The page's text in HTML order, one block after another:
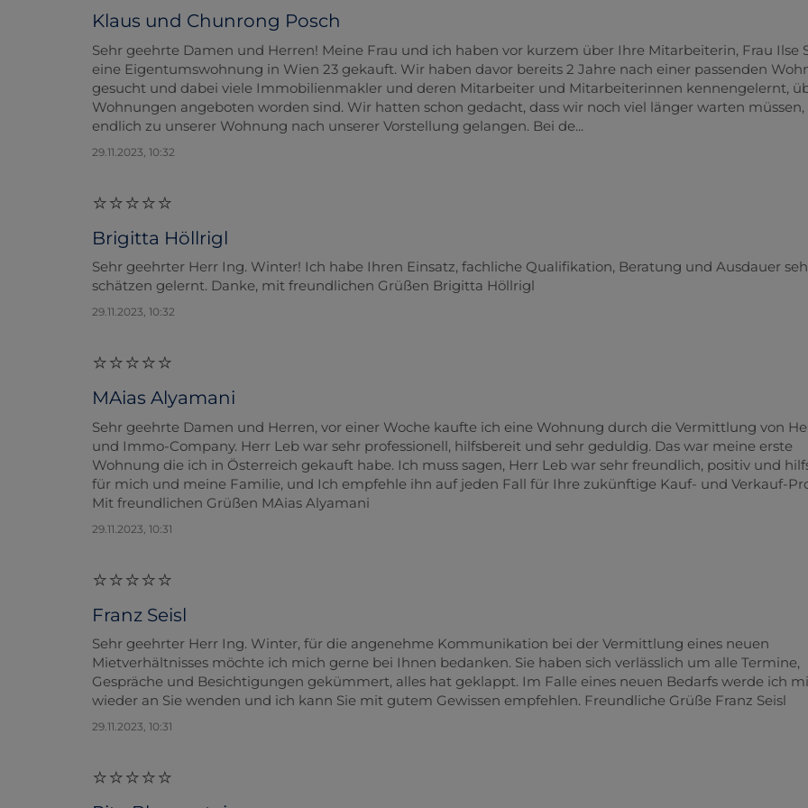
Klaus und Chunrong Posch
Sehr geehrte Damen und Herren! Meine Frau und ich haben vor kurzem über Ihre Mitarbeiterin, Frau Ilse
eine Eigentumswohnung in Wien 23 gekauft. Wir haben davor bereits 2 Jahre nach einer passenden
gesucht und dabei viele Immobilienmakler und deren Mitarbeiter und Mitarbeiterinnen kennengelernt,
Wohnungen angeboten worden sind. Wir hatten schon gedacht, dass wir noch viel länger warten müssen,
endlich zu unserer Wohnung nach unserer Vorstellung gelangen. Bei de...
29.11.2023, 10:32
Brigitta Höllrigl
Sehr geehrter Herr Ing. Winter! Ich habe Ihren Einsatz, fachliche Qualifikation, Beratung und Ausdauer
schätzen gelernt. Danke, mit freundlichen Grüßen Brigitta Höllrigl
29.11.2023, 10:32
MAias Alyamani
Sehr geehrte Damen und Herren, vor einer Woche kaufte ich eine Wohnung durch die Vermittlung von
und Immo-Company. Herr Leb war sehr professionell, hilfsbereit und sehr geduldig. Das war meine erste
Wohnung die ich in Österreich gekauft habe. Ich muss sagen, Herr Leb war sehr freundlich, positiv und
für mich und meine Familie, und Ich empfehle ihn auf jeden Fall für Ihre zukünftige Kauf- und Verkauf-
Mit freundlichen Grüßen MAias Alyamani
29.11.2023, 10:31
Franz Seisl
Sehr geehrter Herr Ing. Winter, für die angenehme Kommunikation bei der Vermittlung eines neuen
Mietverhältnisses möchte ich mich gerne bei Ihnen bedanken. Sie haben sich verlässlich um alle Termine,
Gespräche und Besichtigungen gekümmert, alles hat geklappt. Im Falle eines neuen Bedarfs werde ich
wieder an Sie wenden und ich kann Sie mit gutem Gewissen empfehlen. Freundliche Grüße Franz Seisl
29.11.2023, 10:31